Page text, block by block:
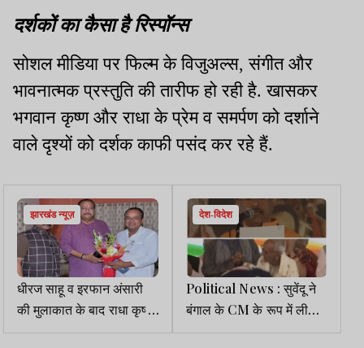
दर्शकों का कैसा है रिस्पॉन्स
सोशल मीडिया पर फिल्म के विजुअल्स, संगीत और
भावनात्मक प्रस्तुति की तारीफ हो रही है. खासकर
भगवान कृष्ण और राधा के प्रेम व समर्पण को दर्शाने
वाले दृश्यों को दर्शक काफी पसंद कर रहे हैं.
झारखंड न्यूज़
धीरज साहू व इरफान अंसारी
की मुलाकात के बाद राधा कृष्ण
किशोर ने 18 तक साधी चुप्पी
देश-विदेश
Political News : सुवेंदू ने
बंगाल के CM के रूप में ली
शपथ, PM ने वरिष्ठ कार्यकर्ता